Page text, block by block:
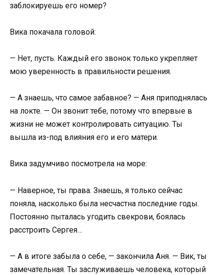
заблокируешь его номер?
Вика покачала головой:
— Нет, пусть. Каждый его звонок только укрепляет
мою уверенность в правильности решения.
— А знаешь, что самое забавное? — Аня приподнялась
на локте. — Он звонит тебе, потому что впервые в
жизни не может контролировать ситуацию. Ты
вышла из-под влияния его и его матери.
Вика задумчиво посмотрела на море:
— Наверное, ты права. Знаешь, я только сейчас
поняла, насколько была несчастна последние годы.
Постоянно пыталась угодить свекрови, боялась
расстроить Сергея…
— А в итоге забыла о себе, — закончила Аня. — Вик, ты
замечательная. Ты заслуживаешь человека, который